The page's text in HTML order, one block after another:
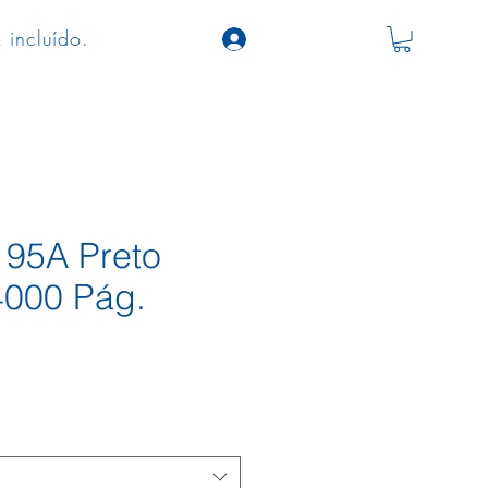
incluído.
Preto
Pág.